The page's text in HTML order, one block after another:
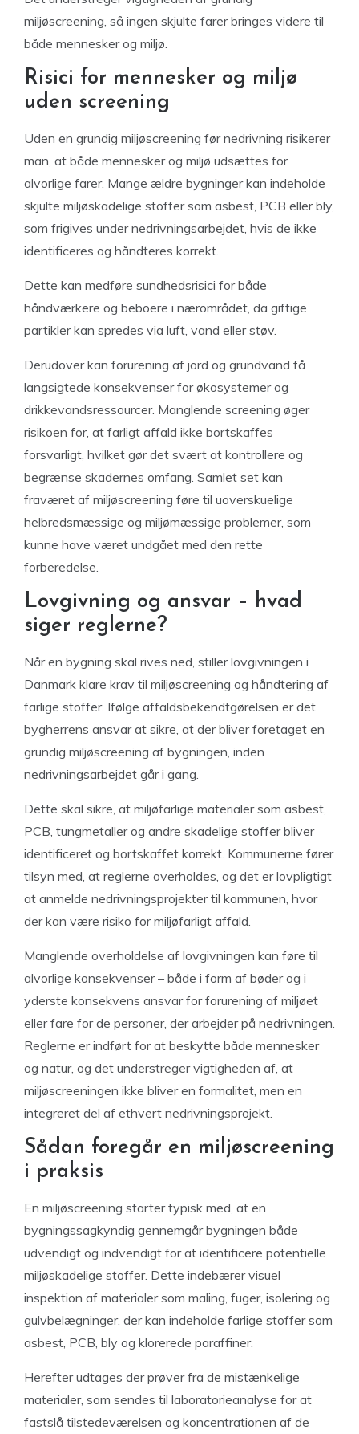
miljøscreening, så ingen skjulte farer bringes videre til
både mennesker og miljø.
Risici for mennesker og miljø
uden screening
Uden en grundig miljøscreening før nedrivning risikerer
man, at både mennesker og miljø udsættes for
alvorlige farer. Mange ældre bygninger kan indeholde
skjulte miljøskadelige stoffer som asbest, PCB eller bly,
som frigives under nedrivningsarbejdet, hvis de ikke
identificeres og håndteres korrekt.
Dette kan medføre sundhedsrisici for både
håndværkere og beboere i nærområdet, da giftige
partikler kan spredes via luft, vand eller støv.
Derudover kan forurening af jord og grundvand få
langsigtede konsekvenser for økosystemer og
drikkevandsressourcer. Manglende screening øger
risikoen for, at farligt affald ikke bortskaffes
forsvarligt, hvilket gør det svært at kontrollere og
begrænse skadernes omfang. Samlet set kan
fraværet af miljøscreening føre til uoverskuelige
helbredsmæssige og miljømæssige problemer, som
kunne have været undgået med den rette
forberedelse.
Lovgivning og ansvar – hvad
siger reglerne?
Når en bygning skal rives ned, stiller lovgivningen i
Danmark klare krav til miljøscreening og håndtering af
farlige stoffer. Ifølge affaldsbekendtgørelsen er det
bygherrens ansvar at sikre, at der bliver foretaget en
grundig miljøscreening af bygningen, inden
nedrivningsarbejdet går i gang.
Dette skal sikre, at miljøfarlige materialer som asbest,
PCB, tungmetaller og andre skadelige stoffer bliver
identificeret og bortskaffet korrekt. Kommunerne fører
tilsyn med, at reglerne overholdes, og det er lovpligtigt
at anmelde nedrivningsprojekter til kommunen, hvor
der kan være risiko for miljøfarligt affald.
Manglende overholdelse af lovgivningen kan føre til
alvorlige konsekvenser – både i form af bøder og i
yderste konsekvens ansvar for forurening af miljøet
eller fare for de personer, der arbejder på nedrivningen.
Reglerne er indført for at beskytte både mennesker
og natur, og det understreger vigtigheden af, at
miljøscreeningen ikke bliver en formalitet, men en
integreret del af ethvert nedrivningsprojekt.
Sådan foregår en miljøscreening
i praksis
En miljøscreening starter typisk med, at en
bygningssagkyndig gennemgår bygningen både
udvendigt og indvendigt for at identificere potentielle
miljøskadelige stoffer. Dette indebærer visuel
inspektion af materialer som maling, fuger, isolering og
gulvbelægninger, der kan indeholde farlige stoffer som
asbest, PCB, bly og klorerede paraffiner.
Herefter udtages der prøver fra de mistænkelige
materialer, som sendes til laboratorieanalyse for at
fastslå tilstedeværelsen og koncentrationen af de